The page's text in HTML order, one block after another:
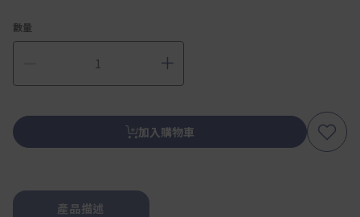
數量
加入購物車
產品描述